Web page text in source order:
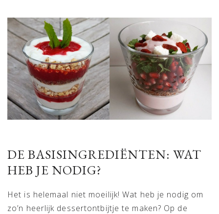
DE BASISINGREDIËNTEN: WAT
HEB JE NODIG?
Het is helemaal niet moeilijk! Wat heb je nodig om
zo’n heerlijk dessertontbijtje te maken? Op de